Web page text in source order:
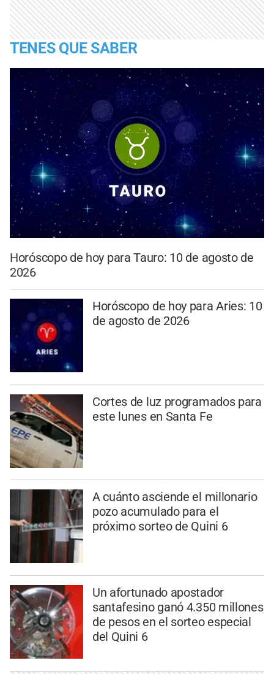
TENES QUE SABER
Horóscopo de hoy para Tauro: 10 de agosto de
2026
Horóscopo de hoy para Aries: 10
de agosto de 2026
Cortes de luz programados para
este lunes en Santa Fe
A cuánto asciende el millonario
pozo acumulado para el
próximo sorteo de Quini 6
Un afortunado apostador
santafesino ganó 4.350 millones
de pesos en el sorteo especial
del Quini 6